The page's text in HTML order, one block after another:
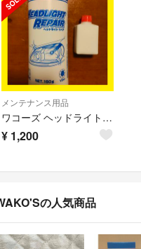
メンテナンス用品
ワコーズ ヘッドライトリペア 15g V341 お試しサイズ
¥ 1,200
の人気商品